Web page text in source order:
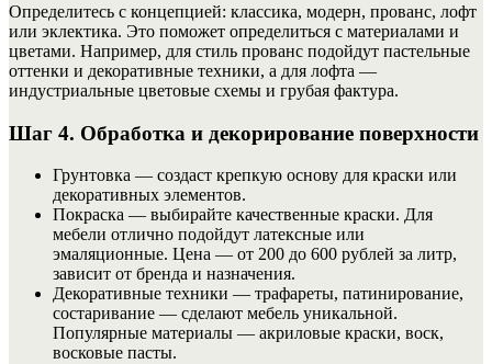
Определитесь с концепцией: классика, модерн, прованс, лофт
или эклектика. Это поможет определиться с материалами и
цветами. Например, для стиль прованс подойдут пастельные
оттенки и декоративные техники, а для лофта —
индустриальные цветовые схемы и грубая фактура.
Шаг 4. Обработка и декорирование поверхности
Грунтовка — создаст крепкую основу для краски или
декоративных элементов.
Покраска — выбирайте качественные краски. Для
мебели отлично подойдут латексные или
эмаляционные. Цена — от 200 до 600 рублей за литр,
зависит от бренда и назначения.
Декоративные техники — трафареты, патинирование,
состаривание — сделают мебель уникальной.
Популярные материалы — акриловые краски, воск,
восковые пасты.